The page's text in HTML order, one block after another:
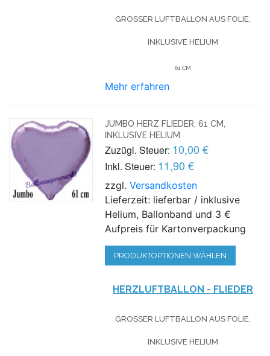
GROSSER LUFTBALLON AUS FOLIE, I
NKLUSIVE HELIUM
61 CM
Mehr erfahren
JUMBO HERZ FLIEDER, 61 CM,
INKLUSIVE HELIUM
Zuzügl. Steuer: 10,00 €
Inkl. Steuer: 11,90 €
zzgl.Versandkosten
Lieferzeit: lieferbar / inklusive
Helium, Ballonband und 3 €
Aufpreis für Kartonverpackung
PRODUKTOPTIONEN WÄHLEN
HERZLUFTBALLON - FLIEDER
GROSSER LUFTBALLON AUS FOLIE, I
NKLUSIVE HELIUM